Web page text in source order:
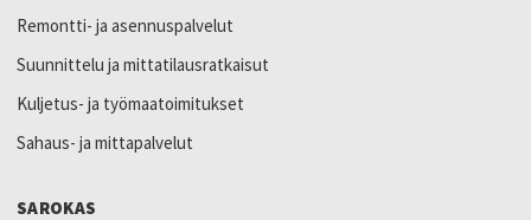
Remontti- ja asennuspalvelut
Suunnittelu ja mittatilausratkaisut
Kuljetus- ja työmaatoimitukset
Sahaus- ja mittapalvelut
SAROKAS